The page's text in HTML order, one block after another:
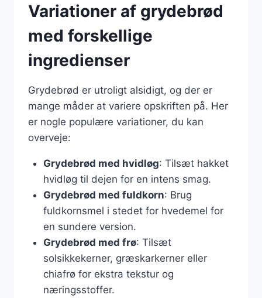
Variationer af grydebrød
med forskellige
ingredienser
Grydebrød er utroligt alsidigt, og der er
mange måder at variere opskriften på. Her
er nogle populære variationer, du kan
overveje:
Grydebrød med hvidløg: Tilsæt hakket
hvidløg til dejen for en intens smag.
Grydebrød med fuldkorn: Brug
fuldkornsmel i stedet for hvedemel for
en sundere version.
Grydebrød med frø: Tilsæt
solsikkekerner, græskarkerner eller
chiafrø for ekstra tekstur og
næringsstoffer.